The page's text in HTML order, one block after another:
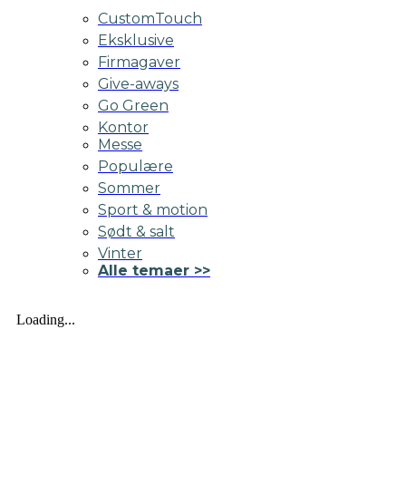
CustomTouch
Eksklusive
Firmagaver
Give-aways
Go Green
Kontor
Messe
Populære
Sommer
Sport & motion
Sødt & salt
Vinter
Alle temaer >>
Loading...